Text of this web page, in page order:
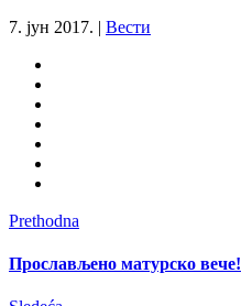
7. јун 2017. | Вести
Prethodna
Прослављено матурско вече!